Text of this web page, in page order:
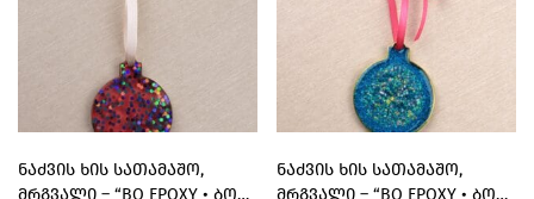
ᲜᲐᲫᲕᲘᲡ ᲮᲘᲡ ᲡᲐᲗᲐᲛᲐᲨᲝ,
ᲛᲠᲒᲕᲐᲚᲘ – “BO EPOXY • ᲑᲝ
ᲜᲐᲫᲕᲘᲡ ᲮᲘᲡ ᲡᲐᲗᲐᲛᲐᲨᲝ,
ᲛᲠᲒᲕᲐᲚᲘ – “BO EPOXY • ᲑᲝ